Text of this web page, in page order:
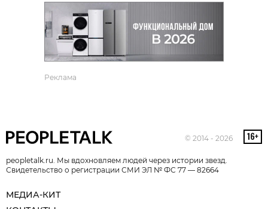
Реклама
© 2014 - 2026
peopletalk.ru. Мы вдохновляем людей через истории звезд.
Свидетельство о регистрации СМИ ЭЛ № ФС 77 — 82664
МЕДИА-КИТ